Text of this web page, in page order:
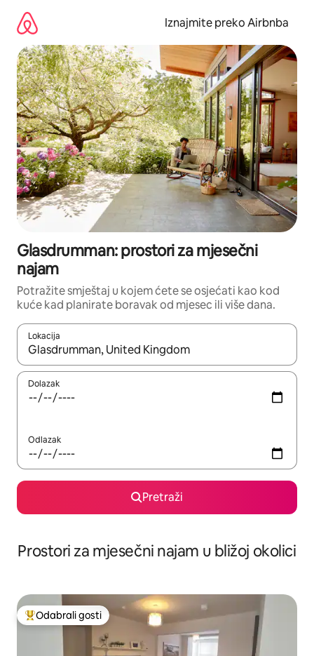
sadržaj
Iznajmite preko Airbnba
Glasdrumman: prostori za mjesečni
najam
Potražite smještaj u kojem ćete se osjećati kao kod
kuće kad planirate boravak od mjesec ili više dana.
Lokacija
Kada budu dostupni rezultati, moći ćete ih pregledati
Dolazak
Odlazak
Pretraži
Prostori za mjesečni najam u bližoj okolici
Među najviše rangiranima s oznakom „Odabrali gosti”
Odabrali gosti